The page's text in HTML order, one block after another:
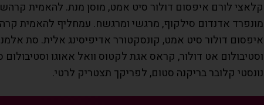
קלאצי לורם איפסום דולור סיט אמט, מוסן מנת. להאמית
מונפרד אדנדום סילקוף, מרגשי ומרגשח. עמחליף להאמית
איפסום דולור סיט אמט, קונסקטורר אדיפיסינג אלית. סת
וסטיבולום אט דולור, קראס אגת לקטוס וואל אאוגו וסטיבולום
נונסטי קלובר בריקנה סטום, לפריקך תצטריק לרטי.